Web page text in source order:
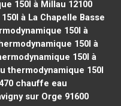
150l à Millau 12100
à La Chapelle Basse
150l à
150l à
150l à
thermodynamique 150l
chauffe eau
sur Orge 91600